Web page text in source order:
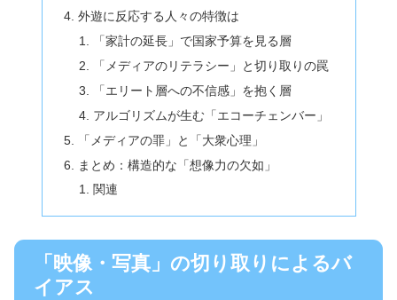
外遊に反応する人々の特徴は
「家計の延長」で国家予算を見る層
「メディアのリテラシー」と切り取りの罠
「エリート層への不信感」を抱く層
アルゴリズムが生む「エコーチェンバー」
「メディアの罪」と「大衆心理」
まとめ：構造的な「想像力の欠如」
関連
「映像・写真」の切り取りによるバ
イアス